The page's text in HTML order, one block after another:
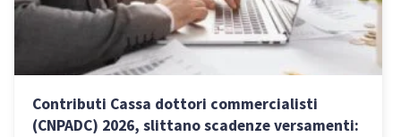
Contributi Cassa dottori commercialisti
(CNPADC) 2026, slittano scadenze versamenti: